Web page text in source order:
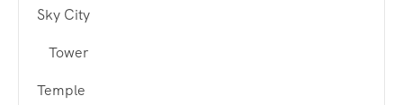
Sky City
Tower
Temple